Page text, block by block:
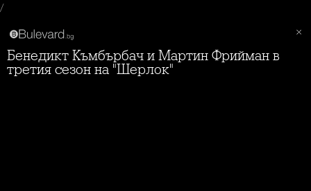
/
Бенедикт Къмбърбач и Мартин Фрийман в
третия сезон на "Шерлок"